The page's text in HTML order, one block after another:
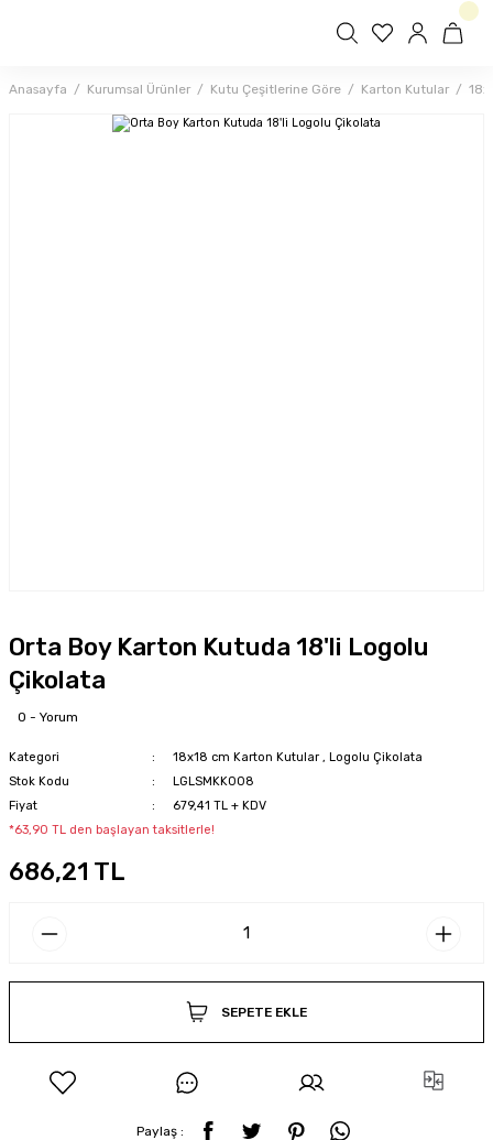
Anasayfa Kurumsal Ürünler Kutu Çeşitlerine Göre Karton Kutular
Orta Boy Karton Kutuda 18'li Logolu
Çikolata
0 - Yorum
Kategori 18x18 cm Karton Kutular , Logolu Çikolata
Stok Kodu
LGLSMKK008
Fiyat
679,41 TL + KDV
*63,90 TL den başlayan taksitlerle!
686,21 TL
SEPETE EKLE
Paylaş :